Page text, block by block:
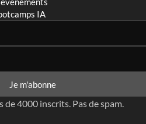
IA
Je m'abonne
de 4000 inscrits. Pas de spam.